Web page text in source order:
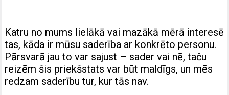
Katru no mums lielākā vai mazākā mērā interesē
tas, kāda ir mūsu saderība ar konkrēto personu.
Pārsvarā jau to var sajust – sader vai nē, taču
reizēm šis priekšstats var būt maldīgs, un mēs
redzam saderību tur, kur tās nav.